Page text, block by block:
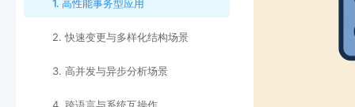
1. 高性能事务型应用
2. 快速变更与多样化结构场景
3. 高并发与异步分析场景